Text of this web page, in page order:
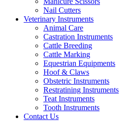
Nail Cutters
Veterinary Instruments
Animal Care
Castration Instruments
Cattle Breeding
Cattle Marking
Equestrian Equipments
Hoof & Claws
Obstetric Instruments
Restratining Instruments
Teat Instruments
Tooth Instruments
Contact Us